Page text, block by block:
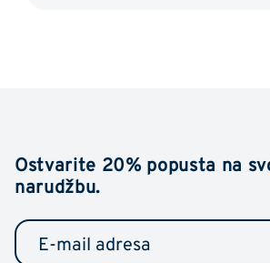
Ostvarite 20% popusta na
narudžbu.